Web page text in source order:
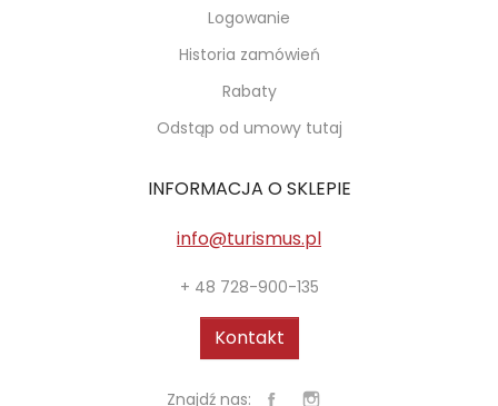
Logowanie
Historia zamówień
Rabaty
Odstąp od umowy tutaj
INFORMACJA O SKLEPIE
info@turismus.pl
+ 48 728-900-135
Kontakt
Znajdź nas: